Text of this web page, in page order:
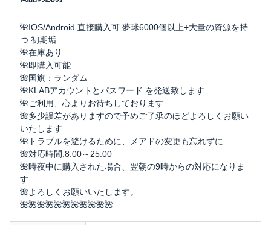
🌺IOS/Android 直接購入可 夢球6000個以上+大量の資源を持
つ 初期垢
🌺在庫あり
🌺即購入可能
🌺国旗：ランダム
🌺KLABアカウントとパスワード を発送致します
🌺ご利用、心よりお待ちしております
🌺多少誤差がありますので予めご了承のほどよろしくお願い
いたします
🌺トラブルを避けるために、メアドの変更も忘れずに
🌺対応時間:8:00～25:00
🌺時夜中に購入された場合、翌朝の9時からの対応になりま
す
🌺よろしくお願いいたします。
🌺🌺🌺🌺🌺🌺🌺🌺🌺🌺🌺